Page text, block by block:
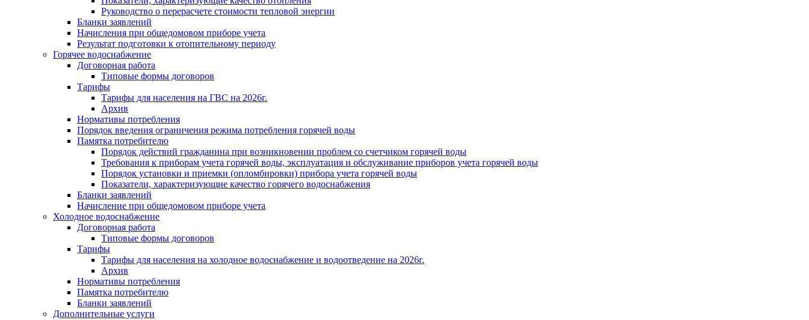
Руководство о перерасчете стоимости тепловой энергии
Бланки заявлений
Начисления при общедомовом приборе учета
Результат подготовки к отопительному периоду
Горячее водоснабжение
Договорная работа
Типовые формы договоров
Тарифы
Тарифы для населения на ГВС на 2026г.
Архив
Нормативы потребления
Порядок введения ограничения режима потребления горячей воды
Памятка потребителю
Порядок действий гражданина при возникновении проблем со счетчиком горячей воды
Требования к приборам учета горячей воды, эксплуатация и обслуживание приборов учета горячей воды
Порядок установки и приемки (опломбировки) прибора учета горячей воды
Показатели, характеризующие качество горячего водоснабжения
Бланки заявлений
Начисление при общедомовом приборе учета
Холодное водоснабжение
Договорная работа
Типовые формы договоров
Тарифы
Тарифы для населения на холодное водоснабжение и водоотведение на 2026г.
Архив
Нормативы потребления
Памятка потребителю
Бланки заявлений
Дополнительные услуги